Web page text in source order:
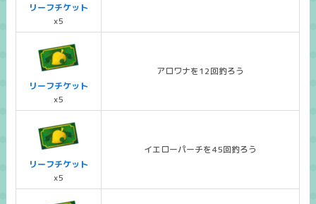
リーフチケット
x5
リーフチケット
x5
アロワナを12回釣ろう
リーフチケット
x5
イエローパーチを45回釣ろう